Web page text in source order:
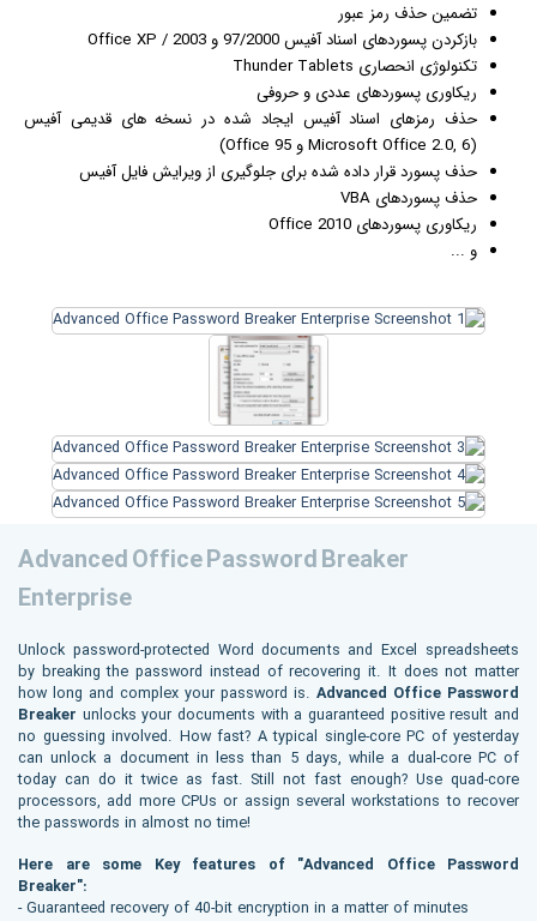
تضمین حذف رمز عبور
بازکردن پسوردهای اسناد آفیس 97/2000 و Office XP / 2003
تکنولوژی انحصاری Thunder Tablets
ریکاوری پسوردهای عددی و حروفی
حذف رمزهای اسناد آفیس ایجاد شده در نسخه های قدیمی آفیس
(Microsoft Office 2.0, 6 و Office 95)
حذف پسورد قرار داده شده برای جلوگیری از ویرایش فایل آفیس
حذف پسوردهای VBA
ریکاوری پسوردهای Office 2010
و ...
Advanced Office Password Breaker
Enterprise
Unlock password-protected Word documents and Excel spreadsheets
by breaking the password instead of recovering it. It does not matter
how long and complex your password is. Advanced Office Password
Breaker unlocks your documents with a guaranteed positive result and
no guessing involved. How fast? A typical single-core PC of yesterday
can unlock a document in less than 5 days, while a dual-core PC of
today can do it twice as fast. Still not fast enough? Use quad-core
processors, add more CPUs or assign several workstations to recover
the passwords in almost no time!
Here are some Key features of "Advanced Office Password
Breaker":
- Guaranteed recovery of 40-bit encryption in a matter of minutes